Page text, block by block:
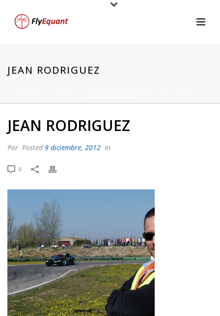
JEAN RODRIGUEZ
JEAN RODRIGUEZ
Por Posted9 diciembre, 2012 In
0